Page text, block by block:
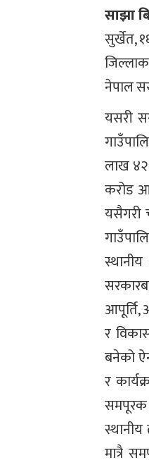
साझा
सुर्खेत,
नेपाल
यसरी
लाख
करोड
यसैगरी
आपूर्ति,
र
बनेको
र
समपूरक
मात्रै